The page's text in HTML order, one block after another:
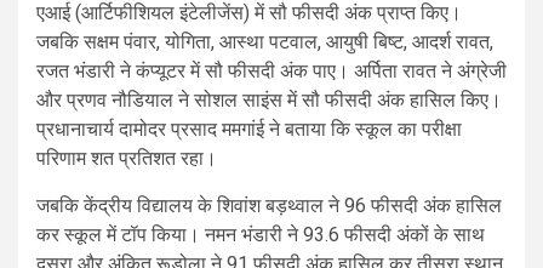
एआई (आर्टिफीशियल इंटेलीजेंस) में सौ फीसदी अंक प्राप्त किए।
जबकि सक्षम पंवार, योगिता, आस्था पटवाल, आयुषी बिष्ट, आदर्श रावत,
रजत भंडारी ने कंप्यूटर में सौ फीसदी अंक पाए। अर्पिता रावत ने अंग्रेजी
और प्रणव नौडियाल ने सोशल साइंस में सौ फीसदी अंक हासिल किए।
प्रधानाचार्य दामोदर प्रसाद ममगांई ने बताया कि स्कूल का परीक्षा
परिणाम शत प्रतिशत रहा।
जबकि केंद्रीय विद्यालय के शिवांश बड़थ्वाल ने 96 फीसदी अंक हासिल
कर स्कूल में टॉप किया। नमन भंडारी ने 93.6 फीसदी अंकों के साथ